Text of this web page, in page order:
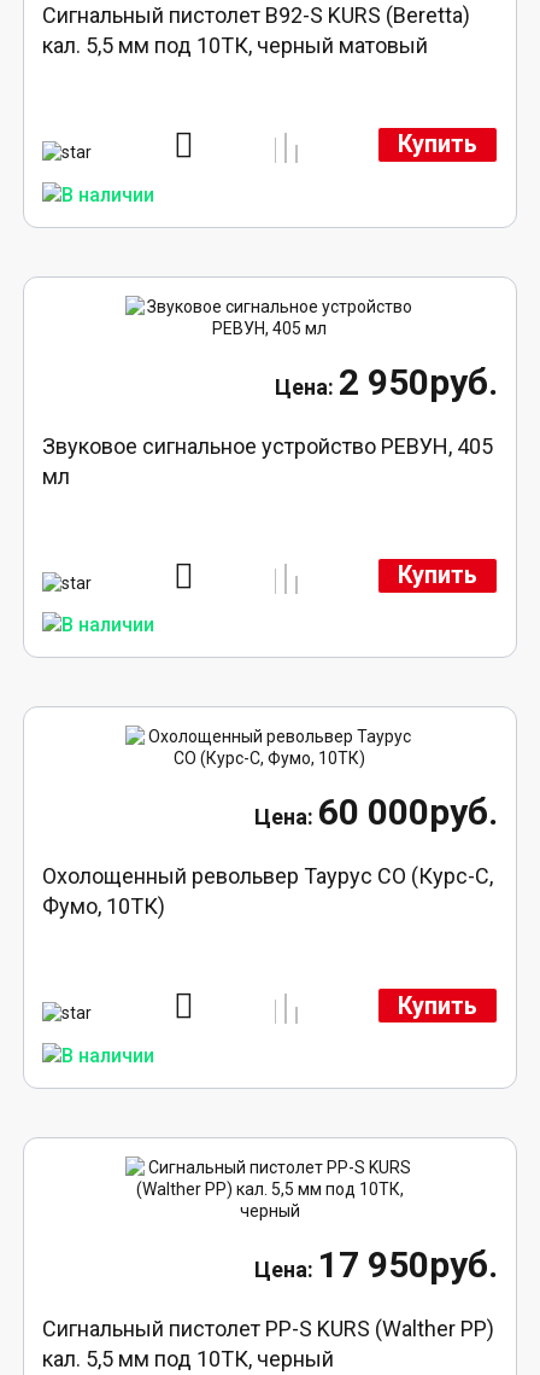
Сигнальный пистолет B92-S KURS (Beretta)
кал. 5,5 мм под 10ТК, черный матовый
Купить
2 950руб.
Звуковое сигнальное устройство РЕВУН, 405
мл
Купить
60 000руб.
Охолощенный револьвер Таурус СО (Курс-С,
Фумо, 10ТК)
Купить
17 950руб.
Сигнальный пистолет PP-S KURS (Walther PP)
кал. 5,5 мм под 10ТК, черный